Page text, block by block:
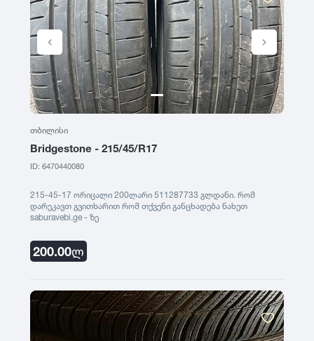
თბილისი
Bridgestone - 215/45/R17
ID: 6470440080
215-45-17 ორიცალი 200ლარი 511287733 გლდანი. რომ
დარეკავთ გვითხარით რომ თქვენი განცხადება ნახეთ
saburavebi.ge - ზე
200.00ლ